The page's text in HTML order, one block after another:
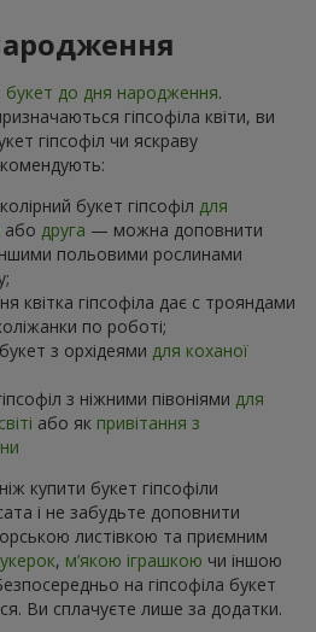
букет до дня народження.
гіпсофіла квіти, ви
гіпсофіл чи яскраву
букет гіпсофіл для
або друга — можна доповнити
польовими рослинами
квітка гіпсофіла дає с трояндами
по роботі;
з орхідеями для коханої
з ніжними півоніями для
або як привітання з
купити букет гіпсофіли
і не забудьте доповнити
листівкою та приємним
, м’якою іграшкою чи іншою
на гіпсофіла букет
Ви сплачуєте лише за додатки.